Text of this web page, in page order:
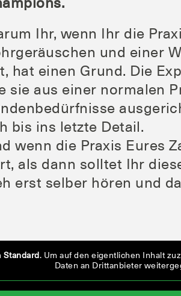
Ihr, wenn Ihr die
und einer
hat einen Grund. Die
sie aus einer nor­ma­len
bis ins letz­te Detail.
wenn die Pra­xis Eures
als dann soll­tet Ihr
erst sel­ber hören und
Stan­dard. Um auf den eigent­li­chen Inhalt
Daten an Dritt­an­bie­ter